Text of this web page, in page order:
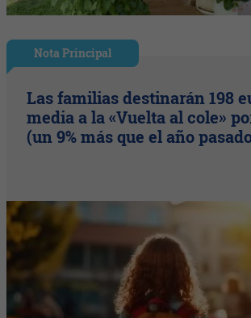
Nota Principal
Las familias destinarán 198
media a la «Vuelta al cole»
(un 9% más que el año